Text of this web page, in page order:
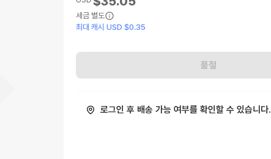
세금 별도
최대 캐시 USD $0.35
품절
로그인 후 배송 가능 여부를 확인할 수 있습니다.